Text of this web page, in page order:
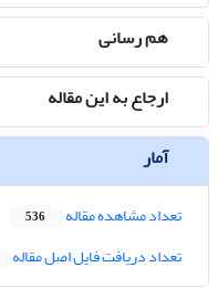
هم رسانی
ارجاع به این مقاله
آمار
تعداد مشاهده مقاله 536
تعداد دریافت فایل اصل مقاله